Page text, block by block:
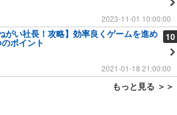
2023-11-01 10:00:00
10
がい社長！攻略】効率良くゲームを進め
ポイント
2021-01-18 21:00:00
もっと見る ＞＞